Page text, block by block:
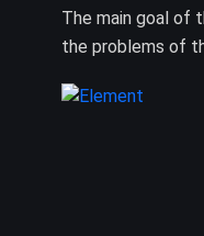
The main goal of
the problems of